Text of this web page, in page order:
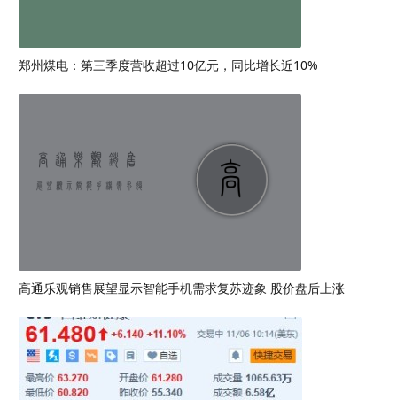
郑州煤电：第三季度营收超过10亿元，同比增长近10%
高通乐观销售展望显示智能手机需求复苏迹象 股价盘后上涨